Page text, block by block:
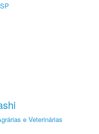
e Veterinárias